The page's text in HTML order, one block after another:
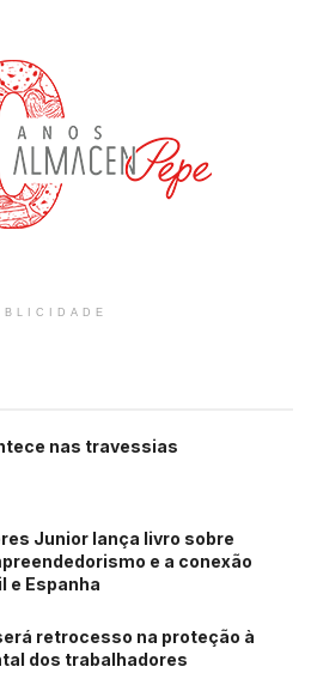
nas travessias
Junior lança livro sobre
e a conexão
e Espanha
retrocesso na proteção à
dos trabalhadores